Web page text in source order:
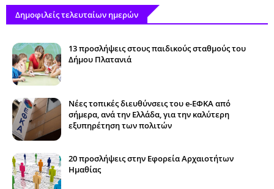
Δημοφιλείς τελευταίων ημερών
13 προσλήψεις στους παιδικούς σταθμούς του
Δήμου Πλατανιά
Νέες τοπικές διευθύνσεις του e-ΕΦΚΑ από
σήμερα, ανά την Ελλάδα, για την καλύτερη
εξυπηρέτηση των πολιτών
20 προσλήψεις στην Εφορεία Αρχαιοτήτων
Ημαθίας